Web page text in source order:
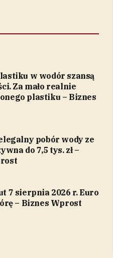
w wodór szansą
Za mało realnie
plastiku – Biznes
pobór wody ze
do 7,5 tys. zł –
7 sierpnia 2026 r. Euro
– Biznes Wprost